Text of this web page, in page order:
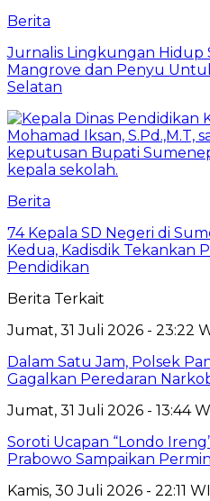
Berita
Jurnalis Lingkungan Hidup
Mangrove dan Penyu
Selatan
Berita
74 Kepala SD Negeri di
Kedua, Kadisdik Tekankan
Pendidikan
Berita Terkait
Jumat, 31 Juli 2026 - 23:22
Dalam Satu Jam, Polsek
Gagalkan Peredaran
Jumat, 31 Juli 2026 - 13:44
Soroti Ucapan “Londo
Prabowo Sampaikan
Kamis, 30 Juli 2026 - 22:11